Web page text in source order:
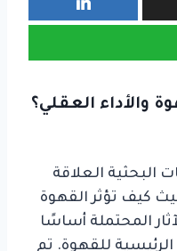
والأداء العقلي؟
البحثية العلاقة
كيف تؤثر القهوة
المحتملة أساسًا
الرئيسية للقهوة. تم